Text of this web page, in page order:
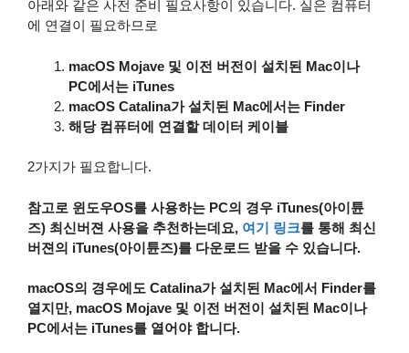
아래와 같은 사전 준비 필요사항이 있습니다. 실은 컴퓨터
에 연결이 필요하므로
macOS Mojave 및 이전 버전이 설치된 Mac이나
PC에서는 iTunes
macOS Catalina가 설치된 Mac에서는 Finder
해당 컴퓨터에 연결할 데이터 케이블
2가지가 필요합니다.
참고로 윈도우OS를 사용하는 PC의 경우 iTunes(아이튠
즈) 최신버젼 사용을 추천하는데요, 여기 링크를 통해 최신
버젼의 iTunes(아이튠즈)를 다운로드 받을 수 있습니다.
macOS의 경우에도 Catalina가 설치된 Mac에서 Finder를
열지만, macOS Mojave 및 이전 버전이 설치된 Mac이나
PC에서는 iTunes를 열어야 합니다.